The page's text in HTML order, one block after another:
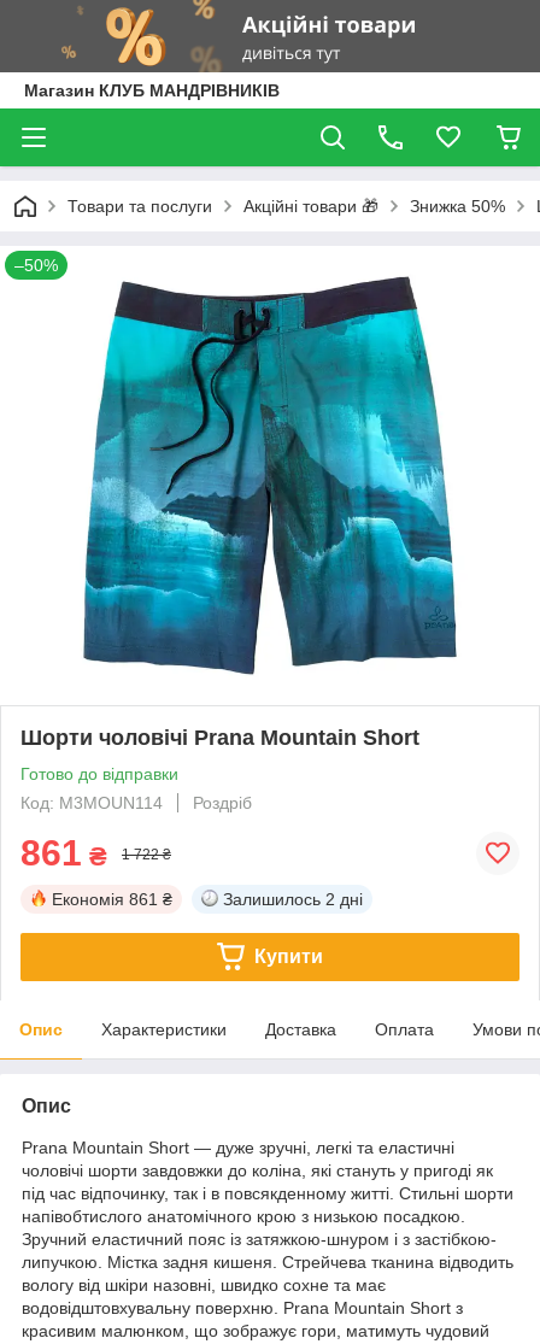
Магазин КЛУБ МАНДРІВНИКІВ
Товари та послуги Акційні товари 🎁 Знижка 50%
–50%
Шорти чоловічі Prana Mountain Short
Готово до відправки
Код: M3MOUN114
Роздріб
861 ₴ 1 722 ₴
Економія 861 ₴ Залишилось 2 дні
Купити
Опис Характеристики Доставка Оплата Умови
Опис
Prana Mountain Short — дуже зручні, легкі та еластичні
чоловічі шорти завдовжки до коліна, які стануть у пригоді як
під час відпочинку, так і в повсякденному житті. Стильні шорти
напівобтислого анатомічного крою з низькою посадкою.
Зручний еластичний пояс із затяжкою-шнуром і з застібкою-
липучкою. Містка задня кишеня. Стрейчева тканина відводить
вологу від шкіри назовні, швидко сохне та має
водовідштовхувальну поверхню. Prana Mountain Short з
красивим малюнком, що зображує гори, матимуть чудовий